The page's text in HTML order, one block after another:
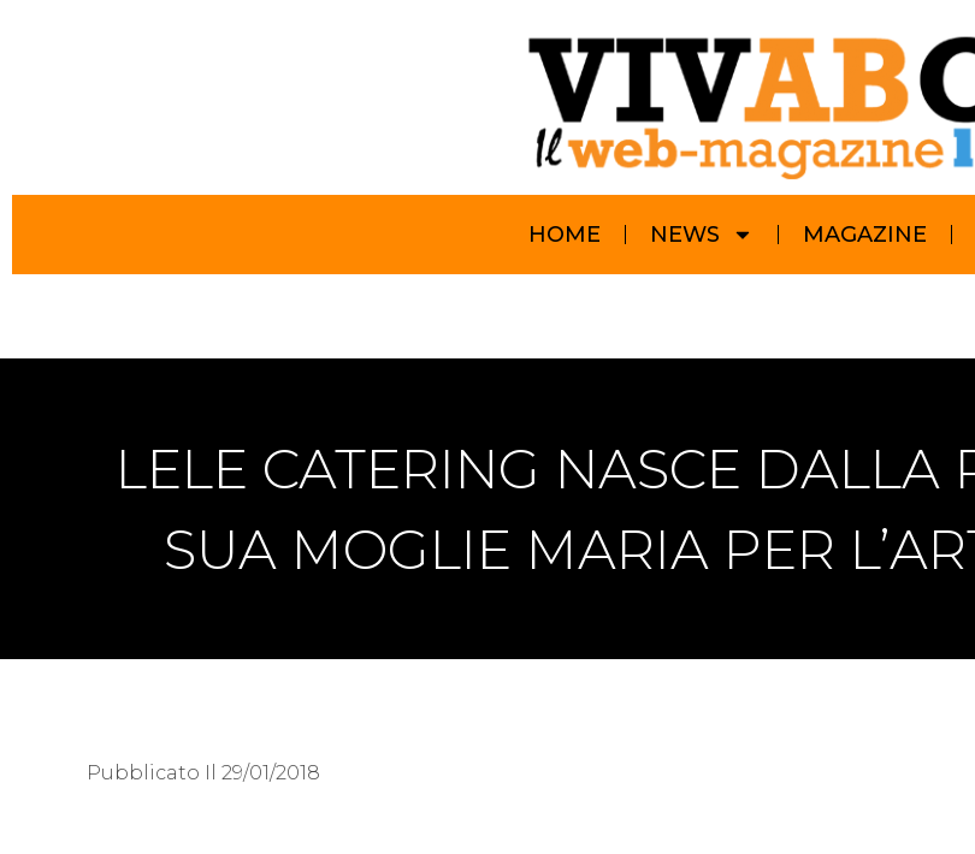
HOME NEWS MAGAZINE
LELE CATERING NASCE DALLA
SUA MOGLIE MARIA PER
Pubblicato Il 29/01/2018